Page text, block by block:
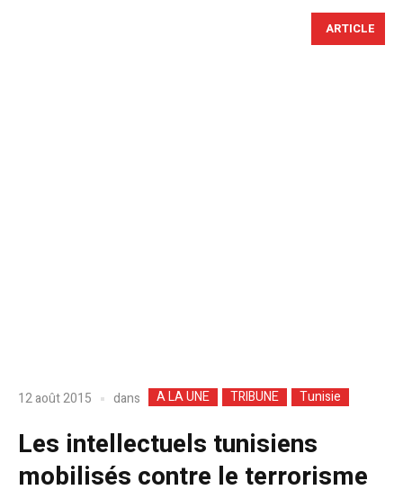
ARTICLE
12 août 2015 dans A LA UNE TRIBUNE Tunisie
Les intellectuels tunisiens
mobilisés contre le terrorisme